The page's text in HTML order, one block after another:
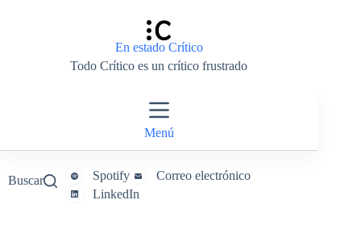
En estado Crítico
Todo Crítico es un crítico frustrado
Menú
Buscar Spotify
Correo electrónico
LinkedIn